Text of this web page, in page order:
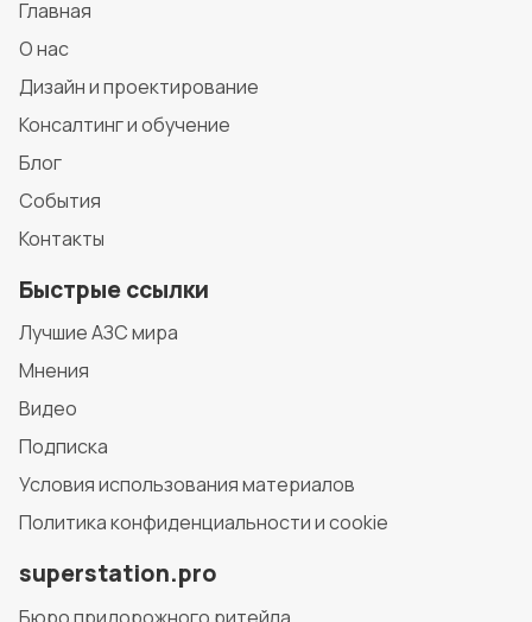
Главная
О нас
Дизайн и проектирование
Консалтинг и обучение
Блог
События
Контакты
Быстрые ссылки
Лучшие АЗС мира
Мнения
Видео
Подписка
Условия использования материалов
Политика конфиденциальности и cookie
superstation.pro